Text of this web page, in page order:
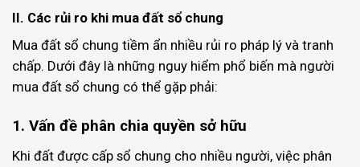
II. Các rủi ro khi mua đất sổ chung
Mua đất sổ chung tiềm ẩn nhiều rủi ro pháp lý và tranh
chấp. Dưới đây là những nguy hiểm phổ biến mà người
mua đất sổ chung có thể gặp phải:
1. Vấn đề phân chia quyền sở hữu
Khi đất được cấp sổ chung cho nhiều người, việc phân